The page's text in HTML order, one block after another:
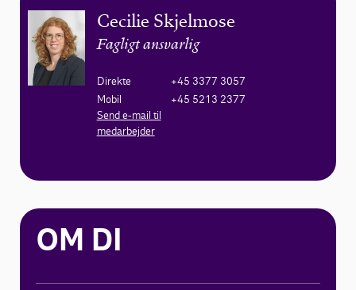
Cecilie Skjelmose
Fagligt ansvarlig
Direkte
+45 3377 3057
Mobil
+45 5213 2377
Send e-mail til
medarbejder
OM DI